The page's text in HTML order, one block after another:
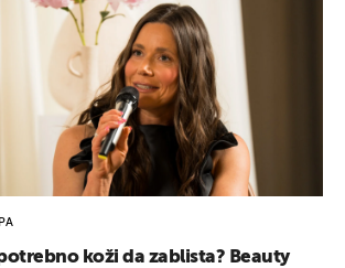
koži da zablista? Beauty